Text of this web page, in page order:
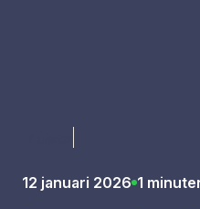
12 januari 2026 1